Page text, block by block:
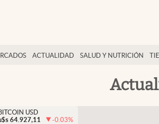
ACTUALIDAD SALUD Y NUTRICIÓN
USD
64.927,11 -0.03%